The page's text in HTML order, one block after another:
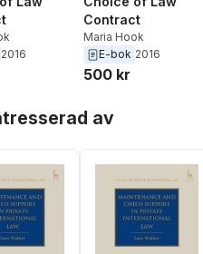
2016
Contract
Maria Hook
E-bok 2016
500 kr
av